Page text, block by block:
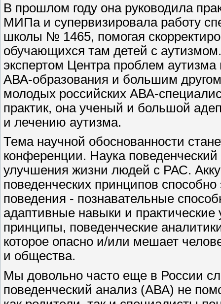
В прошлом году она руководила
МИПа и супервизировала работу
школы № 1465, помогая
обучающихся там детей с
экспертом Центра проблем
АВА-образования и большим другом
молодых российских АВА-
практик, она ученый и большой
и лечению аутизма.
Тема научной обоснованности
конференции. Наука
улучшения жизни людей с РАС.
поведенческих принципов
поведения - познавательные
адаптивные навыки и
принципы, поведенческие
которое опасно и/или мешает
и общества.
Мы довольно часто еще в России
поведенческий анализ (АВА) не